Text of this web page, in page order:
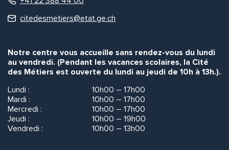
citedesmetiers@etat.ge.ch
Notre centre vous accueille sans rendez-vous du lundi
au vendredi. (Pendant les vacances scolaires, la Cité
des Métiers est ouverte du lundi au jeudi de 10h à 13h.).
Lundi :
10h00 – 17h00
Mardi :
10h00 – 17h00
Mercredi :
10h00 – 17h00
Jeudi :
10h00 – 19h00
Vendredi :
10h00 – 13h00